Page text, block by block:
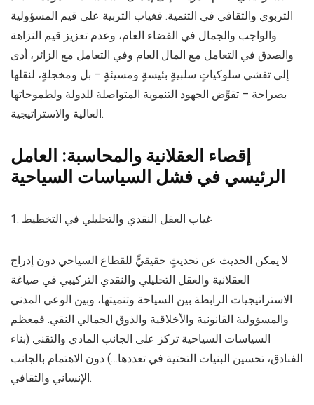
التربوي والثقافي في التنمية. فغياب التربية على قيم المسؤولية
والواجب والجمال في الفضاء العام، وعدم تعزيز قيم النزاهة
والصدق في التعامل مع المال العام وفي التعامل مع الزائر، أدى
إلى تفشي سلوكياتٍ سلبيةٍ بئيسةٍ ومسيئةٍ – بل ومخجلةٍ، لنقلها
بصراحة – تقوِّض الجهود التنموية المتواصلة للدولة ولطموحاتها
العالية والاستراتيجية.
إقصاء العقلانية والمحاسبة: العامل
الرئيسي في فشل السياسات السياحية
1. غياب العقل النقدي والتحليلي في التخطيط
لا يمكن الحديث عن تحديثٍ حقيقيٍّ للقطاع السياحي دون إدراج
العقلانية والعقل التحليلي والنقدي التركيبي في صياغة
الاستراتيجيات الرابطة بين السياحة وتنميتها، وبين الوعي المدني
والمسؤولية القانونية والأخلاقية والذوق الجمالي النقي. فمعظم
السياسات السياحية تركز على الجانب المادي والتقني (بناء
الفنادق، تحسين البنيات التحتية في تعددها…) دون الاهتمام بالجانب
الإنساني والثقافي.